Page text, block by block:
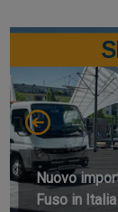
Nuovo
Fuso in Italia